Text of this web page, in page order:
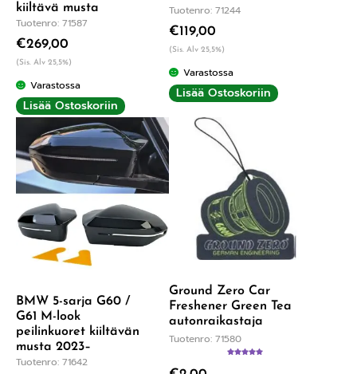
kiiltävä musta
Tuotenro: 71587
€269,00
(Sis. Alv 25,5%)
Varastossa
Lisää Ostoskoriin
Tuotenro: 71244
€119,00
(Sis. Alv 25,5%)
Varastossa
Lisää Ostoskoriin
BMW 5-sarja G60 /
G61 M-look
peilinkuoret kiiltävän
musta 2023–
Tuotenro: 71642
Ground Zero Car
Freshener Green Tea
autonraikastaja
Tuotenro: 71580